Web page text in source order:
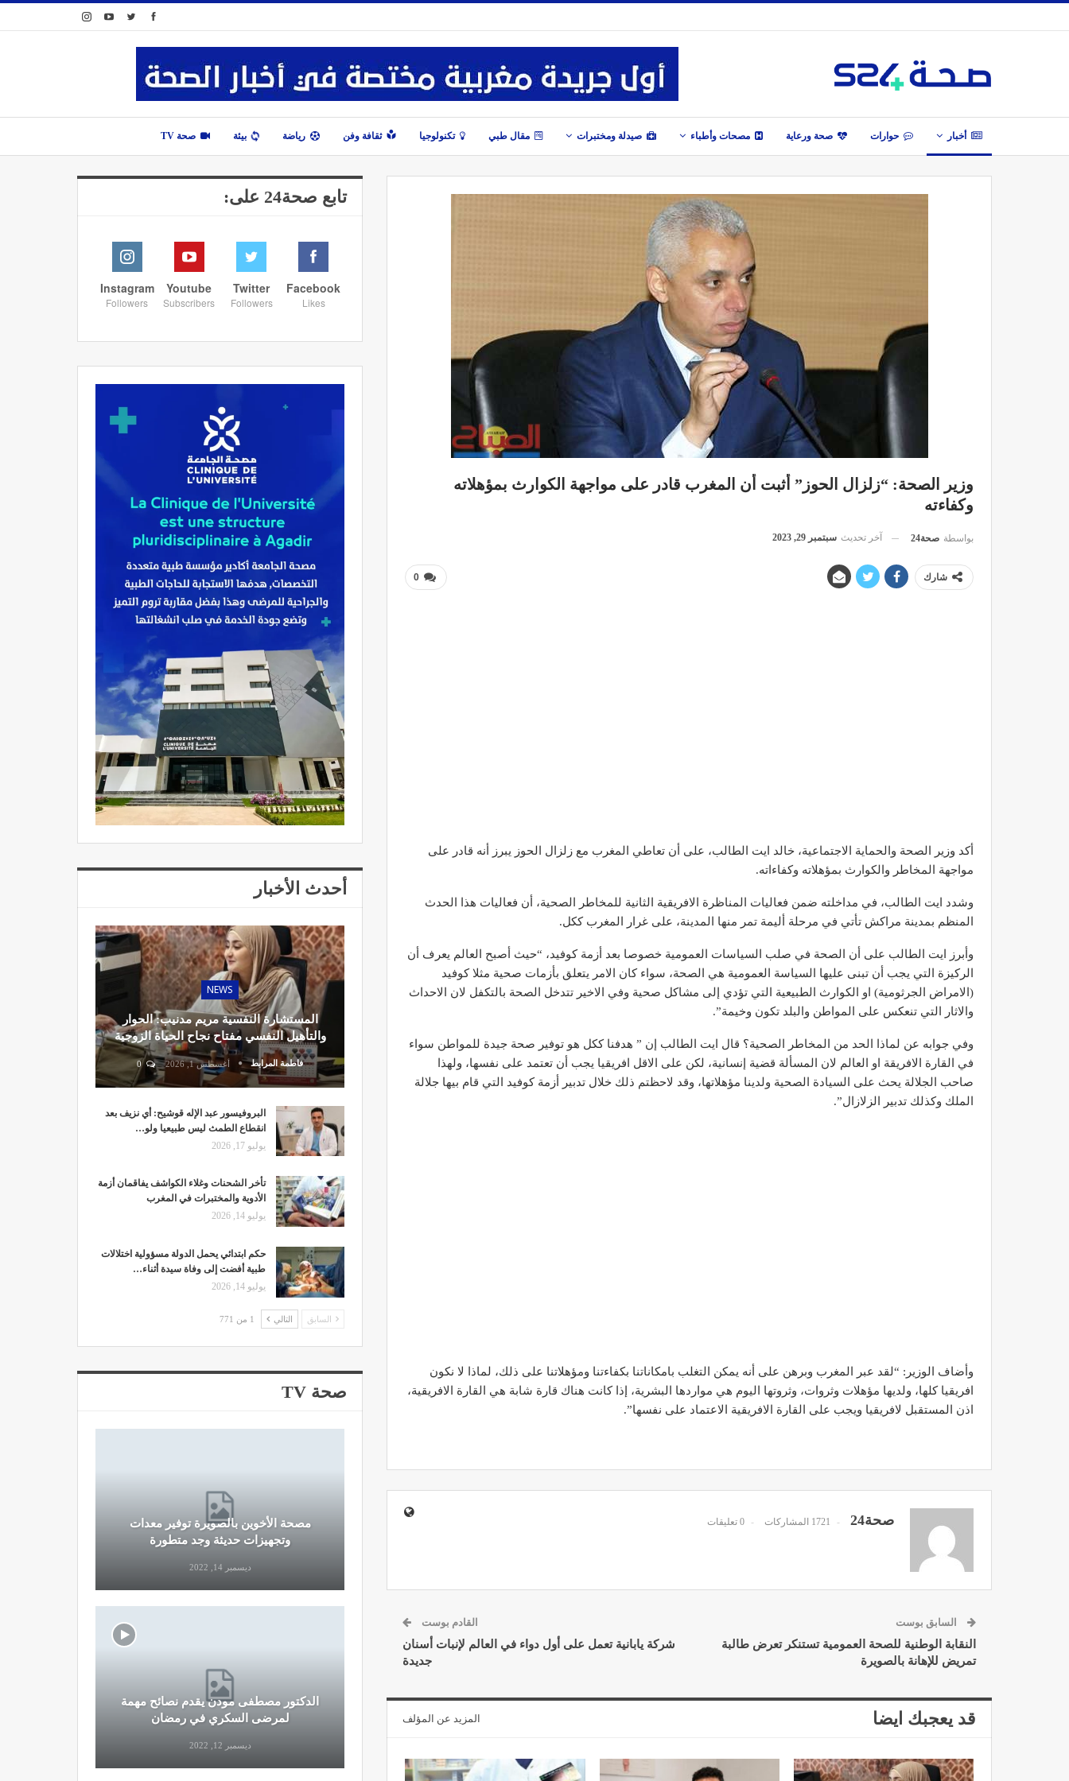
أخبار حوارات صحة ورعاية مصحات وأطباء صيدلة ومختبرات مقال طبي تكنولوجيا ثقافة وفن رياضة بيئة صحة TV
وزير الصحة: “زلزال الحوز” أثبت أن المغرب قادر على مواجهة الكوارث بمؤهلاته
وكفاءته
بواسطة صحة24 آخر تحديث سبتمبر 29, 2023
0 شارك
أكد وزير الصحة والحماية الاجتماعية، خالد ايت الطالب، على أن تعاطي المغرب مع زلزال الحوز يبرز أنه قادر على
مواجهة المخاطر والكوارث بمؤهلاته وكفاءاته.
وشدد ايت الطالب، في مداخلته ضمن فعاليات المناظرة الافريقية الثانية للمخاطر الصحية، أن فعاليات هذا الحدث
المنظم بمدينة مراكش تأتي في مرحلة أليمة تمر منها المدينة، على غرار المغرب ككل.
وأبرز ايت الطالب على أن الصحة في صلب السياسات العمومية خصوصا بعد أزمة كوفيد، “حيث أصبح العالم يعرف أن
الركيزة التي يجب أن تبنى عليها السياسة العمومية هي الصحة، سواء كان الامر يتعلق بأزمات صحية مثلا كوفيد
(الامراض الجرثومية) او الكوارث الطبيعية التي تؤدي إلى مشاكل صحية وفي الاخير تتدخل الصحة بالتكفل لان الاحداث
والاثار التي تنعكس على المواطن والبلد تكون وخيمة”.
وفي جوابه عن لماذا الحد من المخاطر الصحية؟ قال ايت الطالب إن ” هدفنا ككل هو توفير صحة جيدة للمواطن سواء
في القارة الافريقة او العالم لان المسألة قضية إنسانية، لكن على الاقل افريقيا يجب أن تعتمد على نفسها، ولهذا
صاحب الجلالة يحث على السيادة الصحية ولدينا مؤهلاتها، وقد لاحظتم ذلك خلال تدبير أزمة كوفيد التي قام بيها جلالة
الملك وكذلك تدبير الزلازال”.
وأضاف الوزير: “لقد عبر المغرب وبرهن على أنه يمكن التغلب بامكاناتنا بكفاءتنا ومؤهلاتنا على ذلك، لماذا لا نكون
افريقيا كلها، ولديها مؤهلات وثروات، وثروتها اليوم هي مواردها البشرية، إذا كانت هناك قارة شابة هي القارة الافريقية،
اذن المستقبل لافريقيا ويجب على القارة الافريقية الاعتماد على نفسها”.
صحة24 1721 المشاركات 0 تعليقات
السابق بوست
النقابة الوطنية للصحة العمومية تستنكر تعرض طالبة
تمريض للإهانة بالصويرة
القادم بوست
شركة يابانية تعمل على أول دواء في العالم لإنبات أسنان
جديدة
قد يعجبك ايضا المزيد عن المؤلف
تابع صحة24 على:
Facebook
Likes
Twitter
Followers
Youtube
Subscribers
Instagram
Followers
أحدث الأخبار
NEWS
المستشارة النفسية مريم مدنيب: الحوار
والتأهيل النفسي مفتاح نجاح الحياة الزوجية
فاطمة المرابط أغسطس 1, 2026 0
البروفيسور عبد الإله قوشيح: أي نزيف بعد
انقطاع الطمث ليس طبيعيا ولو…
يوليو 17, 2026
تأخر الشحنات وغلاء الكواشف يفاقمان أزمة
الأدوية والمختبرات في المغرب
يوليو 14, 2026
حكم ابتدائي يحمل الدولة مسؤولية اختلالات
طبية أفضت إلى وفاة سيدة أثناء…
يوليو 14, 2026
السابق التالي 1 من 771
صحة TV
مصحة الأخوين بالصويرة توفير معدات
الدكتور مصطفى مودن يقدم نصائح مهمة
نصائح وإرشادات صحية هامة للحفاظ على
التوازن الغذائي خلال شهر…
مصحة الأخوين بالصويرة توفير معدات
وتجهيزات حديثة وجد متطورة
ديسمبر 14, 2022
الدكتور مصطفى مودن يقدم نصائح مهمة
لمرضى السكري في رمضان
ديسمبر 12, 2022